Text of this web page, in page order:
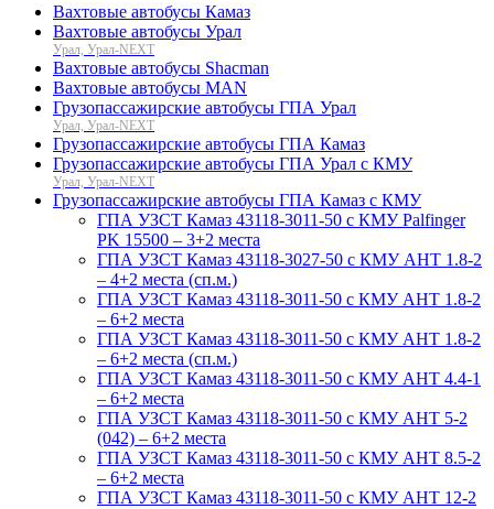
Вахтовые автобусы Камаз
Вахтовые автобусы Урал
Урал, Урал-NEXT
Вахтовые автобусы Shacman
Вахтовые автобусы MAN
Грузопассажирские автобусы ГПА Урал
Урал, Урал-NEXT
Грузопассажирские автобусы ГПА Камаз
Грузопассажирские автобусы ГПА Урал с КМУ
Урал, Урал-NEXT
Грузопассажирские автобусы ГПА Камаз с КМУ
ГПА УЗСТ Камаз 43118-3011-50 с КМУ Palfinger
PK 15500 – 3+2 места
ГПА УЗСТ Камаз 43118-3027-50 с КМУ АНТ 1.8-2
– 4+2 места (сп.м.)
ГПА УЗСТ Камаз 43118-3011-50 с КМУ АНТ 1.8-2
– 6+2 места
ГПА УЗСТ Камаз 43118-3011-50 с КМУ АНТ 1.8-2
– 6+2 места (сп.м.)
ГПА УЗСТ Камаз 43118-3011-50 с КМУ АНТ 4.4-1
– 6+2 места
ГПА УЗСТ Камаз 43118-3011-50 с КМУ АНТ 5-2
(042) – 6+2 места
ГПА УЗСТ Камаз 43118-3011-50 с КМУ АНТ 8.5-2
– 6+2 места
ГПА УЗСТ Камаз 43118-3011-50 с КМУ АНТ 12-2